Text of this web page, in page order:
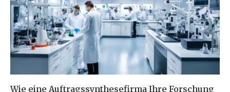
Wie eine Auftragssynthesefirma Ihre Forschung